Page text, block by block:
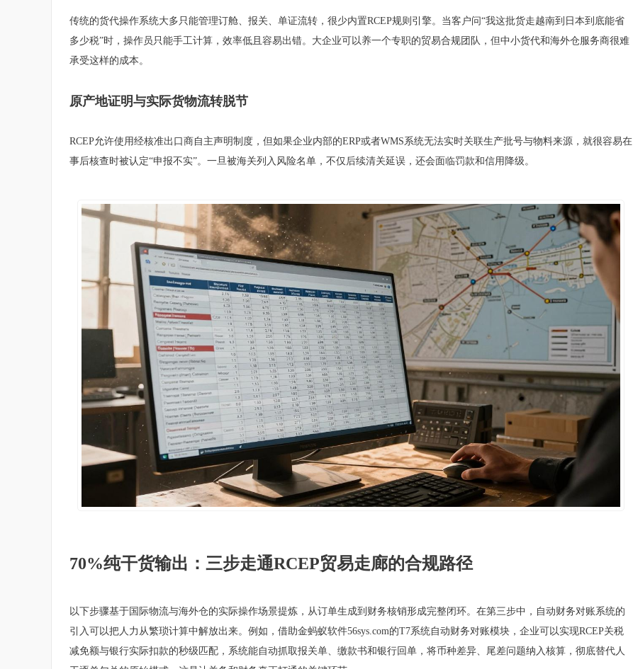
传统的货代操作系统大多只能管理订舱、报关、单证流转，很少内置RCEP规则引擎。当客户问“我这批货走越南到日本到底能省
多少税”时，操作员只能手工计算，效率低且容易出错。大企业可以养一个专职的贸易合规团队，但中小货代和海外仓服务商很难
承受这样的成本。
原产地证明与实际货物流转脱节
RCEP允许使用经核准出口商自主声明制度，但如果企业内部的ERP或者WMS系统无法实时关联生产批号与物料来源，就很容易在
事后核查时被认定“申报不实”。一旦被海关列入风险名单，不仅后续清关延误，还会面临罚款和信用降级。
70%纯干货输出：三步走通RCEP贸易走廊的合规路径
以下步骤基于国际物流与海外仓的实际操作场景提炼，从订单生成到财务核销形成完整闭环。在第三步中，自动财务对账系统的
引入可以把人力从繁琐计算中解放出来。例如，借助金蚂蚁软件56sys.com的T7系统自动财务对账模块，企业可以实现RCEP关税
减免额与银行实际扣款的秒级匹配，系统能自动抓取报关单、缴款书和银行回单，将币种差异、尾差问题纳入核算，彻底替代人